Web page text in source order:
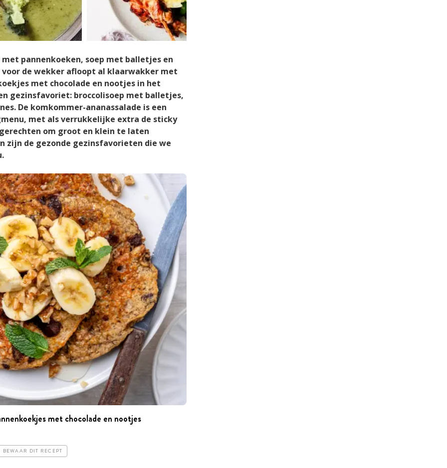
met pannenkoeken, soep met balletjes en
voor de wekker afloopt al klaarwakker met
met chocolade en nootjes in het
gezinsfavoriet: broccolisoep met balletjes,
De komkommer-ananassalade is een
met als verrukkelijke extra de sticky
om groot en klein te laten
zijn de gezonde gezinsfavorieten die we
met chocolade en nootjes
BEWAAR DIT RECEPT